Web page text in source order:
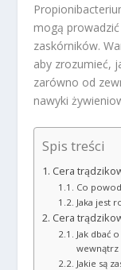
mogą
zaskórników.
aby zrozumieć,
zarówno od
nawyki
Spis treści
Cera
Co
Jaka jest
Cera
Jak dbać
wewnątrz
Jakie są